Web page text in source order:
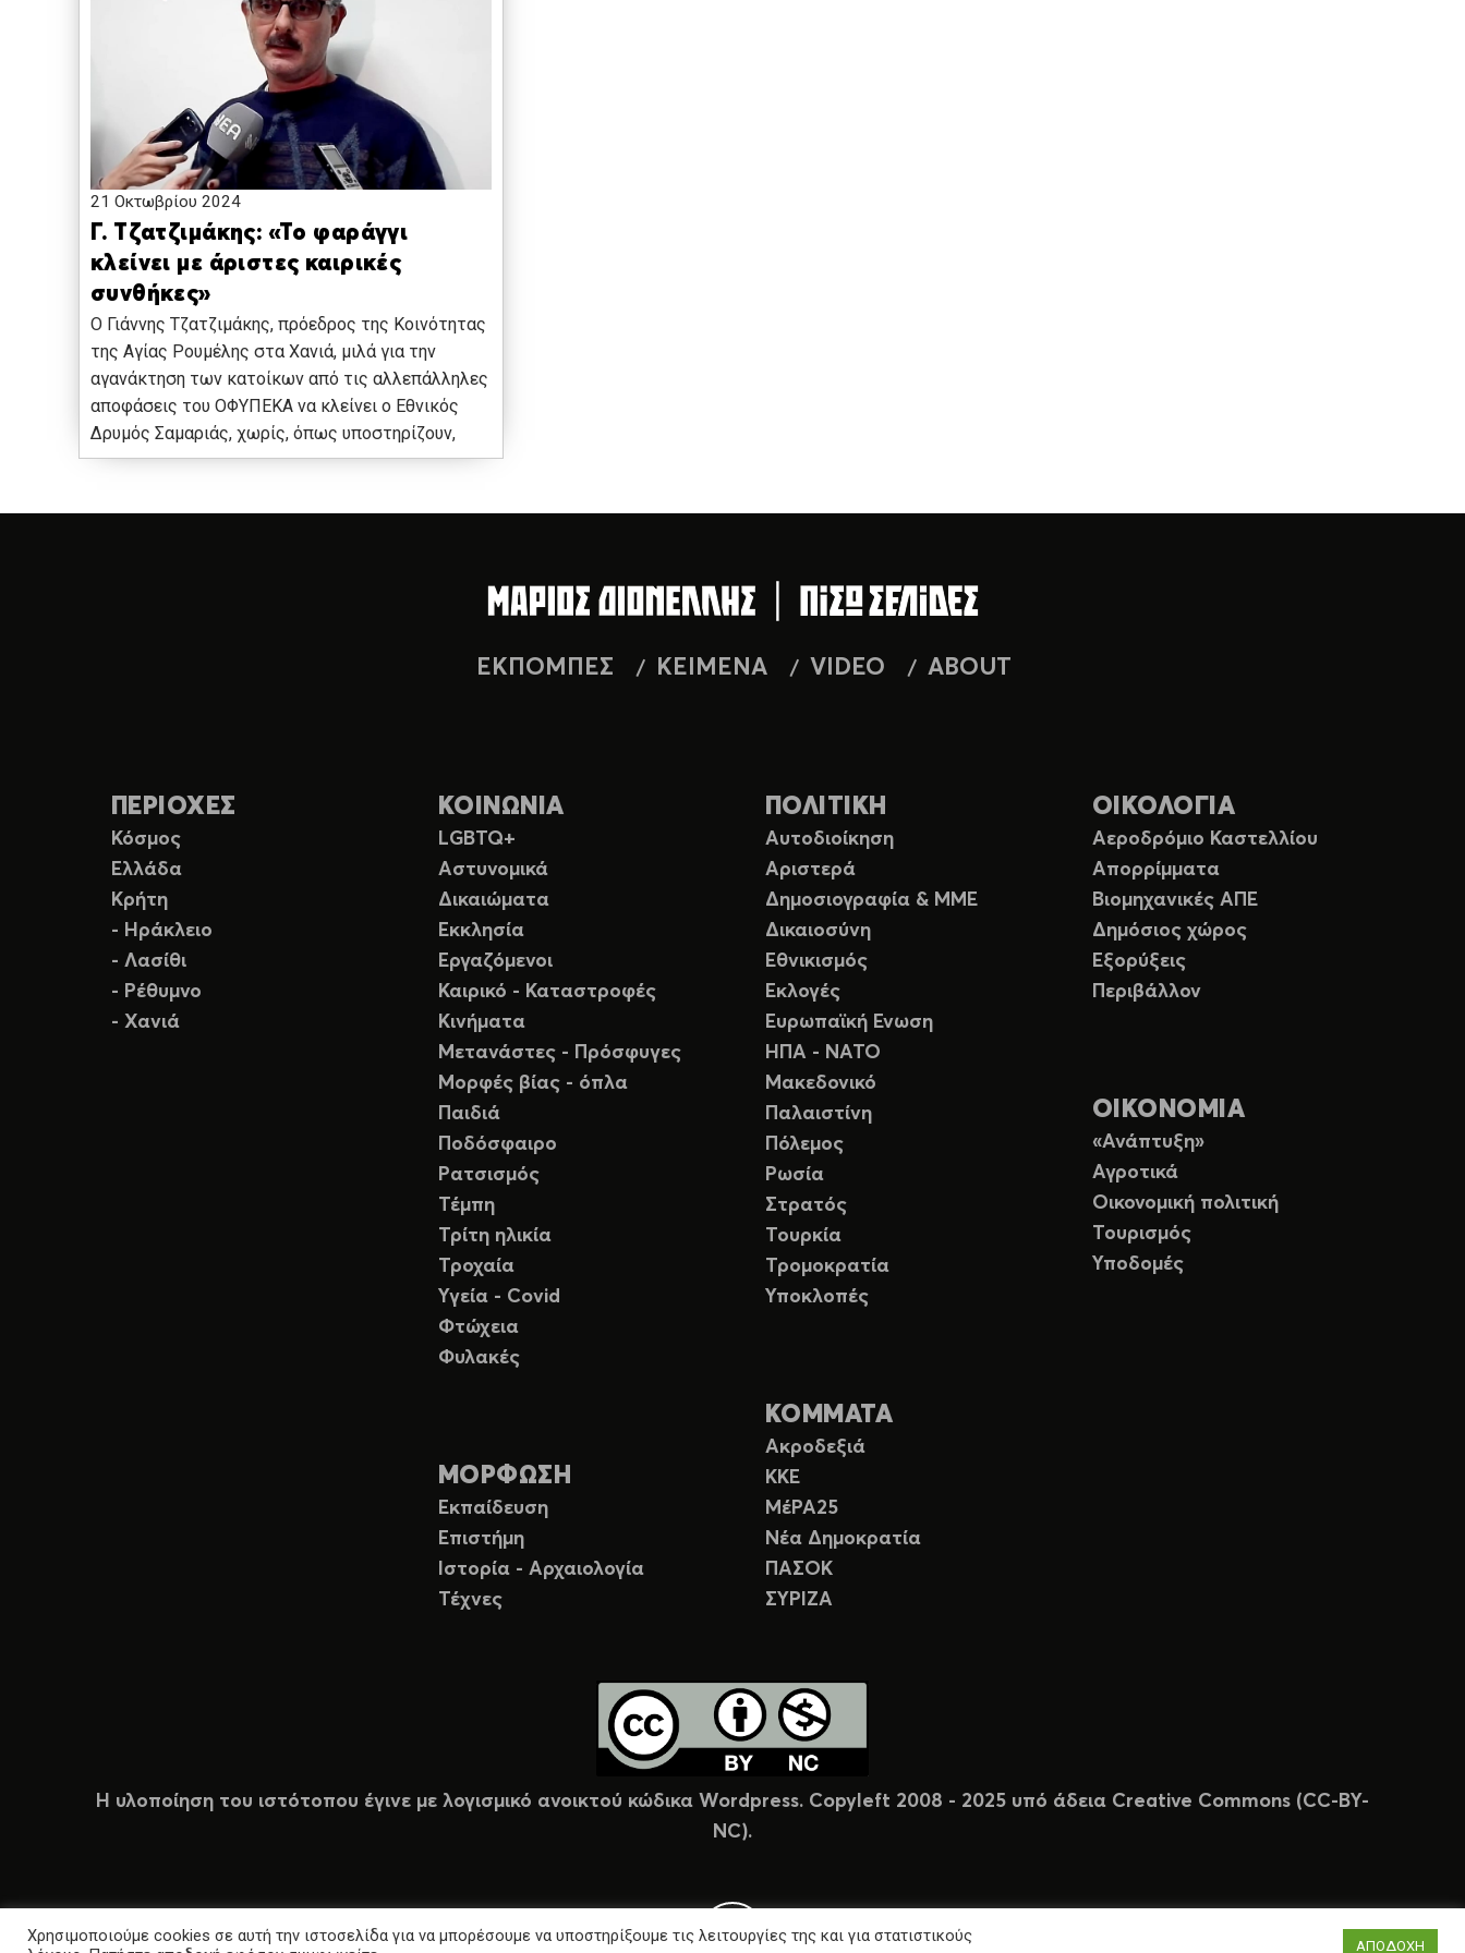
21 Οκτωβρίου 2024
Γ. Τζατζιμάκης: «Το φαράγγι
κλείνει με άριστες καιρικές
συνθήκες»
Ο Γιάννης Τζατζιμάκης, πρόεδρος της Κοινότητας
της Αγίας Ρουμέλης στα Χανιά, μιλά για την
αγανάκτηση των κατοίκων από τις αλλεπάλληλες
αποφάσεις του ΟΦΥΠΕΚΑ να κλείνει ο Εθνικός
Δρυμός Σαμαριάς, χωρίς, όπως υποστηρίζουν,
ΕΚΠΟΜΠΕΣ ΚΕΙΜΕΝΑ VIDEO ABOUT
ΠΕΡΙΟΧΕΣ
Κόσμος
Ελλάδα
Κρήτη
- Ηράκλειο
- Λασίθι
- Ρέθυμνο
- Χανιά
ΚΟΙΝΩΝΙΑ
LGBTQ+
Αστυνομικά
Δικαιώματα
Εκκλησία
Εργαζόμενοι
Καιρικό - Καταστροφές
Κινήματα
Μετανάστες - Πρόσφυγες
Μορφές βίας - όπλα
Παιδιά
Ποδόσφαιρο
Ρατσισμός
Τέμπη
Τρίτη ηλικία
Τροχαία
Υγεία - Covid
Φτώχεια
Φυλακές
ΜΟΡΦΩΣΗ
Εκπαίδευση
Επιστήμη
Ιστορία - Αρχαιολογία
Τέχνες
ΠΟΛΙΤΙΚΗ
Αυτοδιοίκηση
Αριστερά
Δημοσιογραφία & ΜΜΕ
Δικαιοσύνη
Εθνικισμός
Εκλογές
Ευρωπαϊκή Ενωση
ΗΠΑ - ΝΑΤΟ
Μακεδονικό
Παλαιστίνη
Πόλεμος
Ρωσία
Στρατός
Τουρκία
Τρομοκρατία
Υποκλοπές
ΚΟΜΜΑΤΑ
Ακροδεξιά
ΚΚΕ
ΜέΡΑ25
Νέα Δημοκρατία
ΠΑΣΟΚ
ΣΥΡΙΖΑ
ΟΙΚΟΛΟΓΙΑ
Αεροδρόμιο Καστελλίου
Απορρίμματα
Βιομηχανικές ΑΠΕ
Δημόσιος χώρος
Εξορύξεις
Περιβάλλον
ΟΙΚΟΝΟΜΙΑ
«Ανάπτυξη»
Αγροτικά
Οικονομική πολιτική
Τουρισμός
Υποδομές
Η υλοποίηση του ιστότοπου έγινε με λογισμικό ανοικτού κώδικα Wordpress. Copyleft 2008 - 2025 υπό άδεια Creative Commons (CC-BY-
NC).
Χρησιμοποιούμε cookies σε αυτή την ιστοσελίδα για να μπορέσουμε να υποστηρίξουμε τις λειτουργίες της και για στατιστικούς
ΑΠΟΔΟΧΗ